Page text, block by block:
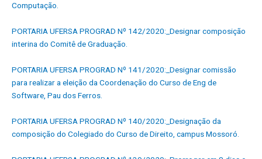
Computação.
PORTARIA UFERSA PROGRAD Nº 142/2020:_Designar composição
interina do Comitê de Graduação.
PORTARIA UFERSA PROGRAD Nº 141/2020:_Designar comissão
para realizar a eleição da Coordenação do Curso de Eng de
Software, Pau dos Ferros.
PORTARIA UFERSA PROGRAD Nº 140/2020:_Designação da
composição do Colegiado do Curso de Direito, campus Mossoró.